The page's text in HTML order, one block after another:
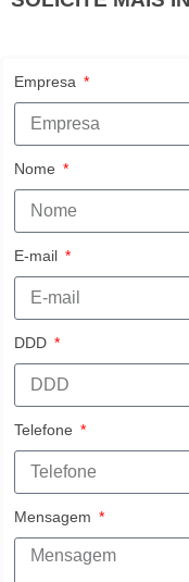
Empresa
Nome
E-mail
DDD
Telefone
Mensagem